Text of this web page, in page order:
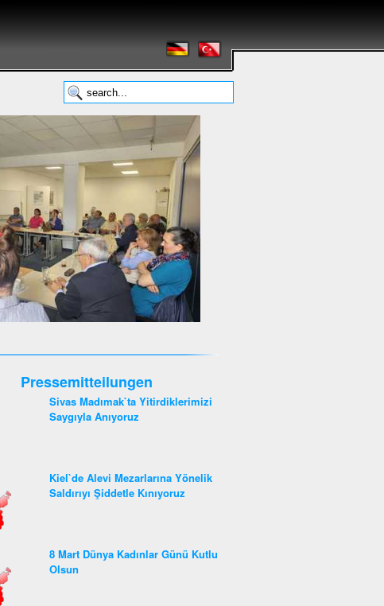
Pressemitteilungen
Sivas Madımak`ta Yitirdiklerimizi
Saygıyla Anıyoruz
Kiel`de Alevi Mezarlarına Yönelik
Saldırıyı Şiddetle Kınıyoruz
8 Mart Dünya Kadınlar Günü Kutlu
Olsun